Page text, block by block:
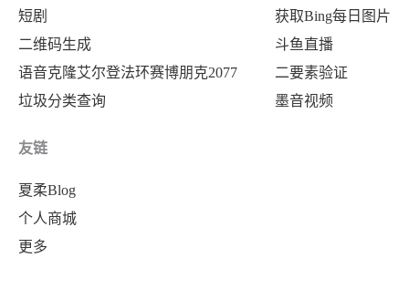
短剧
二维码生成
语音克隆艾尔登法环赛博朋克2077
垃圾分类查询
获取Bing每日图片
斗鱼直播
二要素验证
墨音视频
友链
夏柔Blog
个人商城
更多